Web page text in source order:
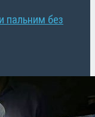
пальним без